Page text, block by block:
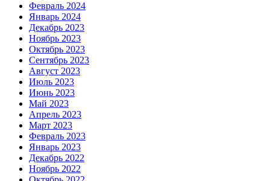
Февраль 2024
Январь 2024
Декабрь 2023
Ноябрь 2023
Октябрь 2023
Сентябрь 2023
Август 2023
Июль 2023
Июнь 2023
Май 2023
Апрель 2023
Март 2023
Февраль 2023
Январь 2023
Декабрь 2022
Ноябрь 2022